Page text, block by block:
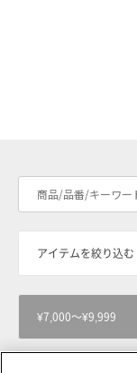
アイテムを絞り込む
¥7,000～¥9,999